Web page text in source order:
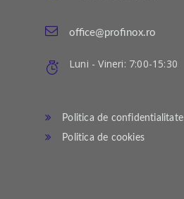
office@profinox.ro
Luni - Vineri: 7:00-15:30
Politica de confidentialitate
Politica de cookies